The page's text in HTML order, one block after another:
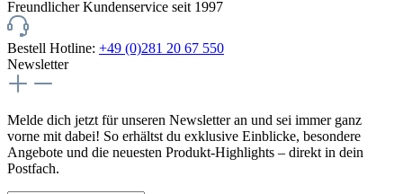
Freundlicher Kundenservice seit 1997
Bestell Hotline: +49 (0)281 20 67 550
Newsletter
Melde dich jetzt für unseren Newsletter an und sei immer ganz
vorne mit dabei! So erhältst du exklusive Einblicke, besondere
Angebote und die neuesten Produkt-Highlights – direkt in dein
Postfach.